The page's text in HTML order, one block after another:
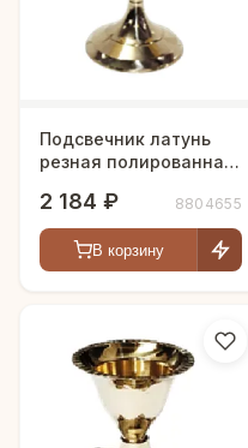
Подсвечник латунь
резная полированная
2 184 ₽ 8804655
В корзину